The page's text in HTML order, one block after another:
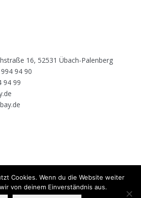
16, 52531 Übach-Palenberg
94 90
94 99
All Rights Reserved © 2017
Kontakt
Cookies. Wenn du die Website weiter
von deinem Einverständnis aus.